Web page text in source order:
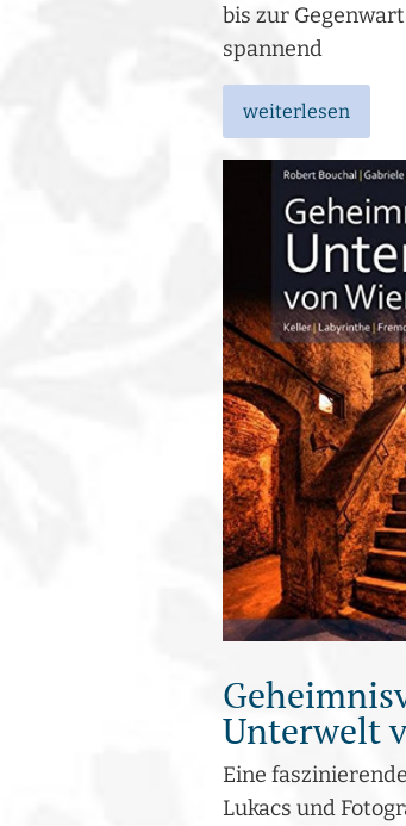
bis zur
spannend
weiterlesen
Unterwelt
Eine
Lukacs und